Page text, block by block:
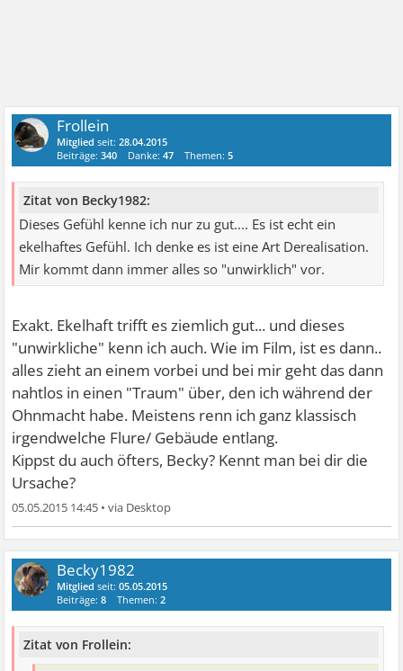
Frollein
Mitglied seit:28.04.2015
Beiträge:340 Danke:47 Themen:5
Zitat von Becky1982:
Dieses Gefühl kenne ich nur zu gut.... Es ist echt ein
ekelhaftes Gefühl. Ich denke es ist eine Art Derealisation.
Mir kommt dann immer alles so "unwirklich" vor.
Exakt. Ekelhaft trifft es ziemlich gut... und dieses
"unwirkliche" kenn ich auch. Wie im Film, ist es dann..
alles zieht an einem vorbei und bei mir geht das dann
nahtlos in einen "Traum" über, den ich während der
Ohnmacht habe. Meistens renn ich ganz klassisch
irgendwelche Flure/ Gebäude entlang.
Kippst du auch öfters, Becky? Kennt man bei dir die
Ursache?
05.05.2015 14:45 •
Becky1982
Mitglied seit:05.05.2015
Beiträge:8 Themen:2
Zitat von Frollein: